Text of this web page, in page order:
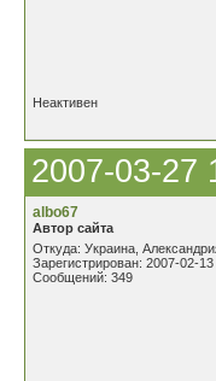
Неактивен
2007-03-27
albo67
Автор сайта
Откуда: Украина,
Зарегистрирован: 2007-02-13
Сообщений: 349